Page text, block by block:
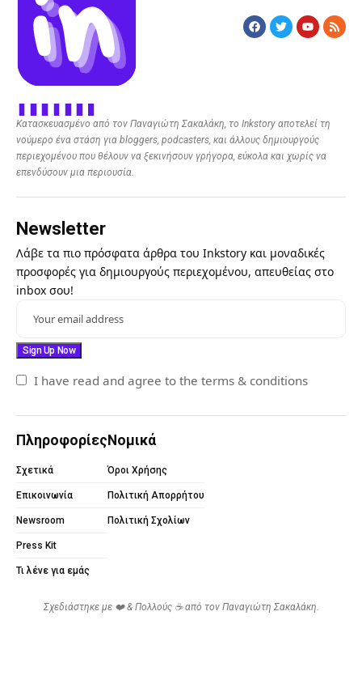
Κατασκευασμένο από τον Παναγιώτη Σακαλάκη, το Inkstory αποτελεί τη
νούμερο ένα στάση για bloggers, podcasters, και άλλους δημιουργούς
περιεχομένου που θέλουν να ξεκινήσουν γρήγορα, εύκολα και χωρίς να
επενδύσουν μια περιουσία.
Newsletter
Λάβε τα πιο πρόσφατα άρθρα του Inkstory και μοναδικές
προσφορές για δημιουργούς περιεχομένου, απευθείας στο
inbox σου!
I have read and agree to the terms & conditions
Πληροφορίες
Σχετικά
Επικοινωνία
Newsroom
Press Kit
Τι λένε για εμάς
Νομικά
Όροι Χρήσης
Πολιτική Απορρήτου
Πολιτική Σχολίων
Σχεδιάστηκε με ❤️ & Πολλούς ☕ από τον Παναγιώτη Σακαλάκη